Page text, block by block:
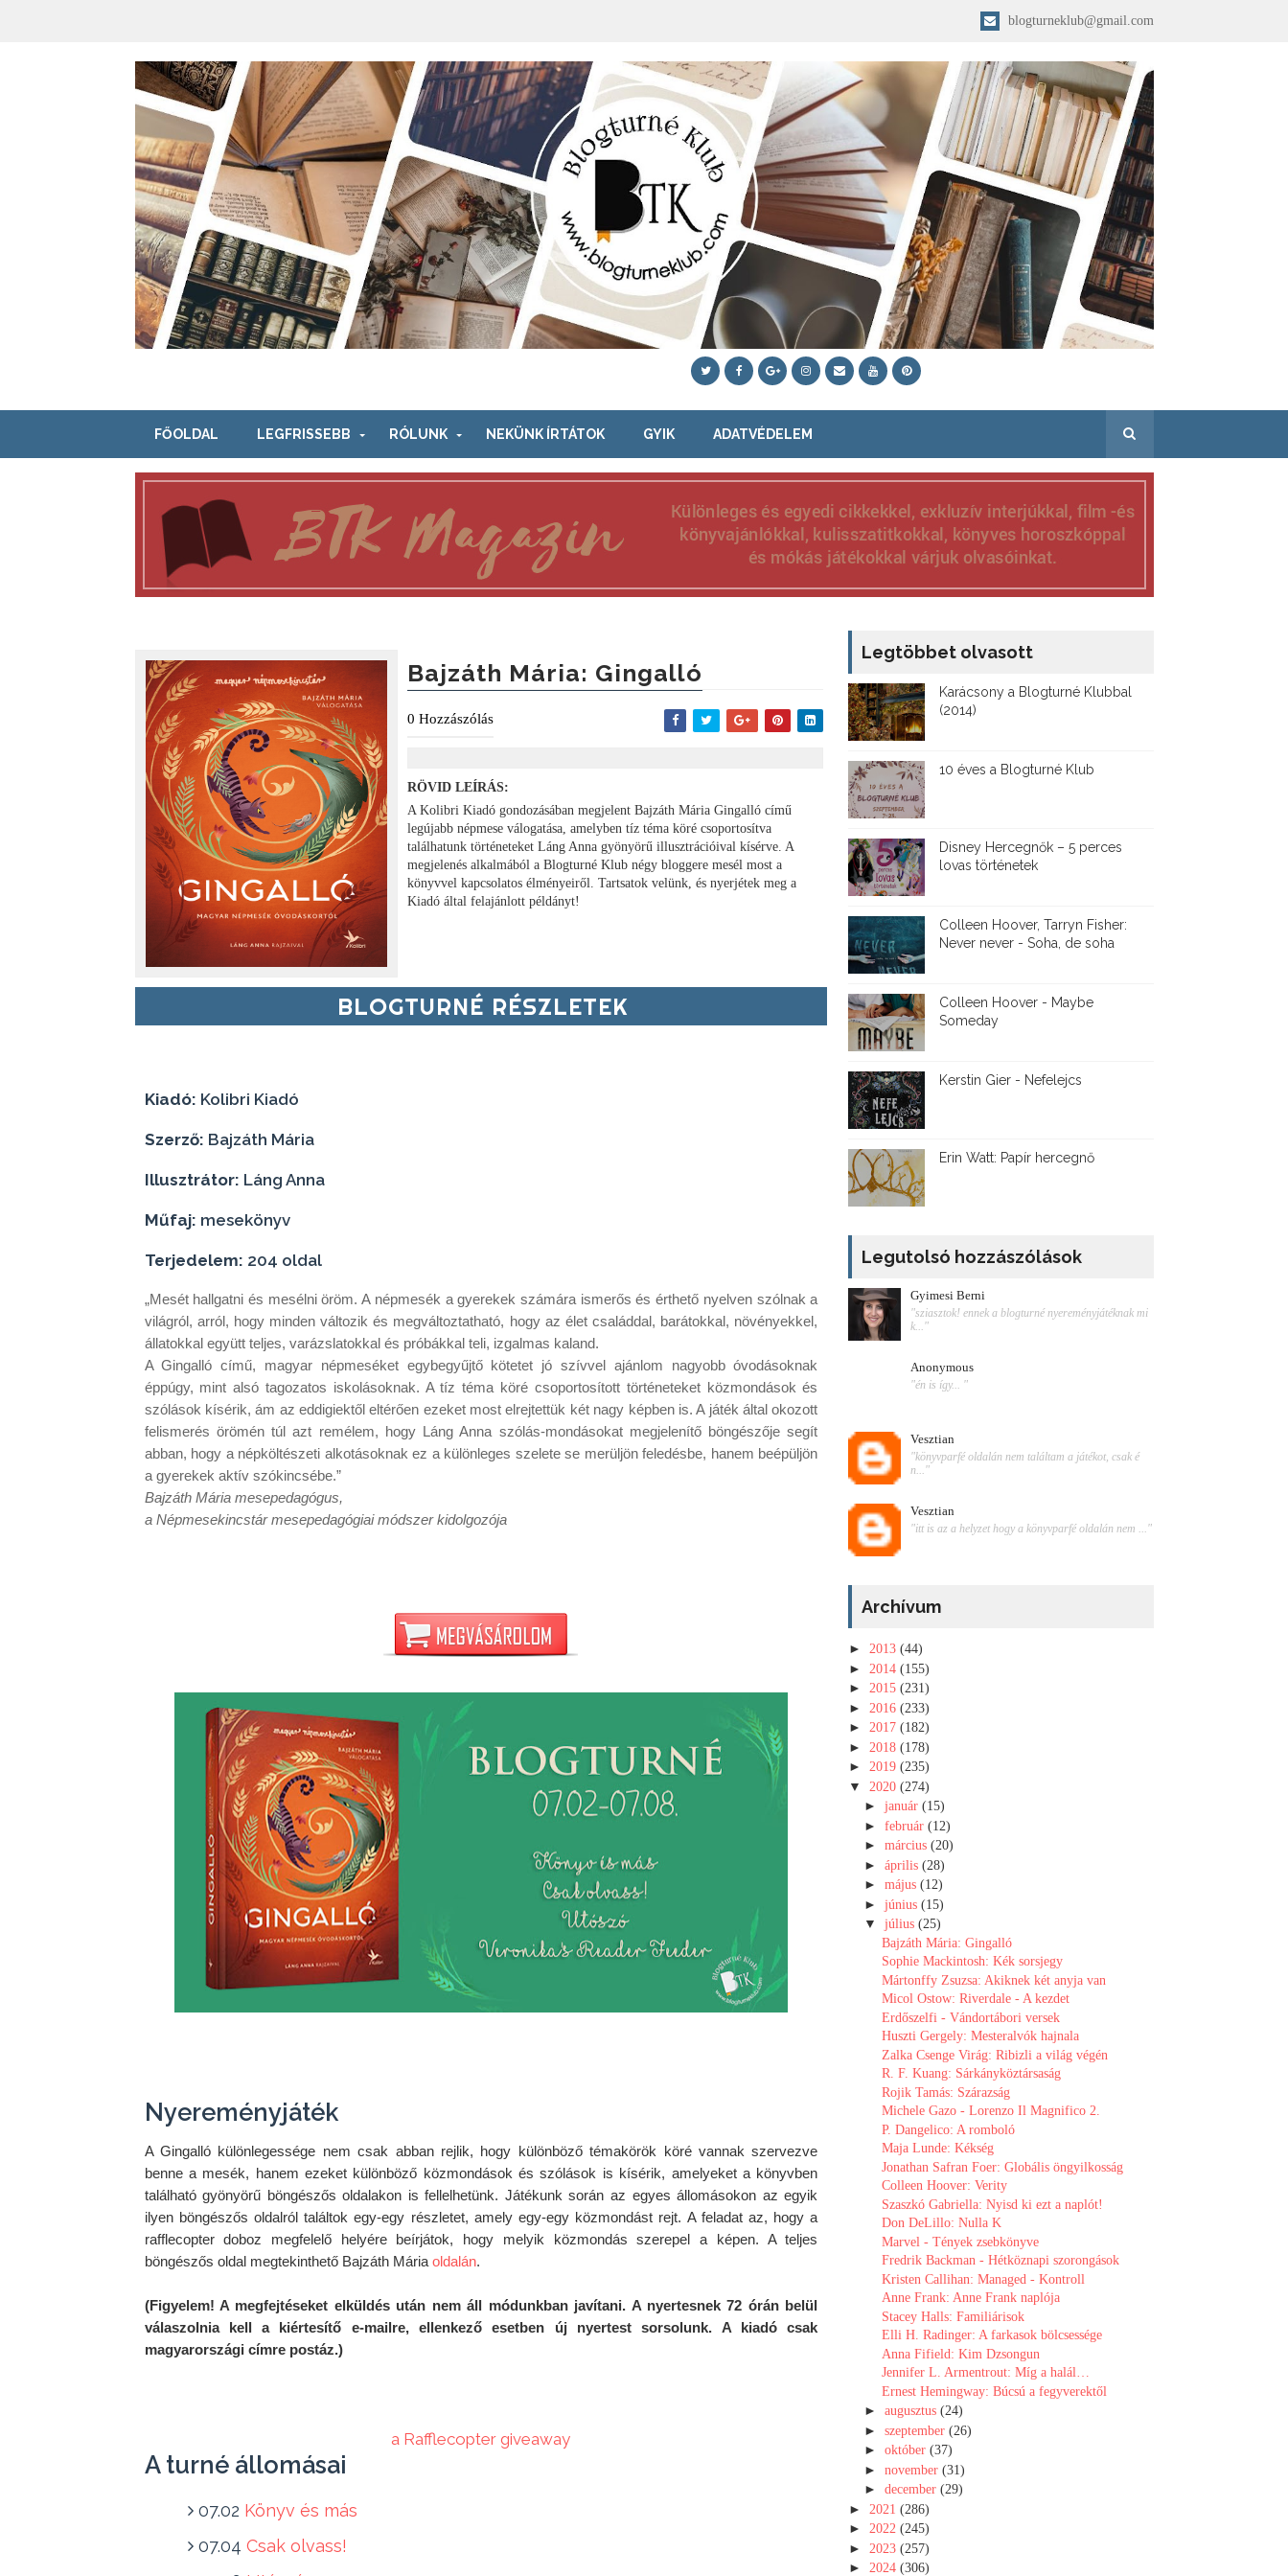
blogturneklub@gmail.com
FŐOLDAL LEGFRISSEBB RÓLUNK NEKÜNK ÍRTÁTOK GYIK ADATVÉDELEM
Bajzáth Mária: Gingalló
0 Hozzászólás
RÖVID LEÍRÁS:
A Kolibri Kiadó gondozásában megjelent Bajzáth Mária Gingalló című
legújabb népmese válogatása, amelyben tíz téma köré csoportosítva
találhatunk történeteket Láng Anna gyönyörű illusztrációival kísérve. A
megjelenés alkalmából a Blogturné Klub négy bloggere mesél most a
könyvvel kapcsolatos élményeiről. Tartsatok velünk, és nyerjétek meg a
Kiadó által felajánlott példányt!
BLOGTURNÉ RÉSZLETEK
Kiadó: Kolibri Kiadó
Szerző: Bajzáth Mária
Illusztrátor: Láng Anna
Műfaj: mesekönyv
Terjedelem: 204 oldal
„Mesét hallgatni és mesélni öröm. A népmesék a gyerekek számára ismerős és érthető nyelven szólnak a
világról, arról, hogy minden változik és megváltoztatható, hogy az élet családdal, barátokkal, növényekkel,
állatokkal együtt teljes, varázslatokkal és próbákkal teli, izgalmas kaland.
A Gingalló című, magyar népmeséket egybegyűjtő kötetet jó szívvel ajánlom nagyobb óvodásoknak
éppúgy, mint alsó tagozatos iskolásoknak. A tíz téma köré csoportosított történeteket közmondások és
szólások kísérik, ám az eddigiektől eltérően ezeket most elrejtettük két nagy képben is. A játék által okozott
felismerés örömén túl azt remélem, hogy Láng Anna szólás-mondásokat megjelenítő böngészője segít
abban, hogy a népköltészeti alkotásoknak ez a különleges szelete se merüljön feledésbe, hanem beépüljön
a gyerekek aktív szókincsébe.”
Bajzáth Mária mesepedagógus,
a Népmesekincstár mesepedagógiai módszer kidolgozója
Nyereményjáték
A Gingalló különlegessége nem csak abban rejlik, hogy különböző témakörök köré vannak szervezve
benne a mesék, hanem ezeket különböző közmondások és szólások is kísérik, amelyeket a könyvben
található gyönyörű böngészős oldalakon is fellelhetünk. Játékunk során az egyes állomásokon az egyik
ilyen böngészős oldalról találtok egy-egy részletet, amely egy-egy közmondást rejt. A feladat az, hogy a
rafflecopter doboz megfelelő helyére beírjátok, hogy melyik közmondás szerepel a képen. A teljes
böngészős oldal megtekinthető Bajzáth Mária oldalán.
(Figyelem! A megfejtéseket elküldés után nem áll módunkban javítani. A nyertesnek 72 órán belül
válaszolnia kell a kiértesítő e-mailre, ellenkező esetben új nyertest sorsolunk. A kiadó csak
magyarországi címre postáz.)
a Rafflecopter giveaway
A turné állomásai
07.02 Könyv és más
07.04 Csak olvass!
Legtöbbet olvasott
Karácsony a Blogturné Klubbal
(2014)
10 éves a Blogturné Klub
Disney ​Hercegnők – 5 perces
lovas történetek
Colleen Hoover, Tarryn Fisher:
Never never - Soha, de soha
Colleen Hoover - Maybe
Someday
Kerstin Gier - Nefelejcs
Erin Watt: Papír hercegnő
Legutolsó hozzászólások
Gyimesi Berni
"sziasztok! ennek a blogturné nyereményjátéknak mi
k..."
Anonymous
"én is így... "
Vesztian
"könyvparfé oldalán nem találtam a játékot, csak é
n..."
Vesztian
"itt is az a helyzet hogy a könyvparfé oldalán nem ..."
Archívum
► 2013 (44)
► 2014 (155)
► 2015 (231)
► 2016 (233)
► 2017 (182)
► 2018 (178)
► 2019 (235)
▼ 2020 (274)
►január(15)
►február(12)
►március(20)
►április(28)
►május(12)
►június(15)
▼ július(25)
Bajzáth Mária: Gingalló
Sophie Mackintosh: Kék sorsjegy
Mártonffy Zsuzsa: Akiknek két anyja van
Micol Ostow: Riverdale - A kezdet
Erdőszelfi - Vándortábori versek
Huszti Gergely: Mesteralvók hajnala
Zalka Csenge Virág: Ribizli a világ végén
R. F. Kuang: Sárkányköztársaság
Rojik Tamás: Szárazság
Michele Gazo - Lorenzo ​Il Magnifico 2.
P. Dangelico: A romboló
Maja Lunde: Kékség
Jonathan Safran Foer: Globális öngyilkosság
Colleen Hoover: Verity
Szaszkó Gabriella: Nyisd ki ezt a naplót!
Don DeLillo: Nulla K
Marvel - Tények zsebkönyve
Fredrik Backman - Hétköznapi szorongások
Kristen Callihan: Managed - Kontroll
Anne Frank: Anne ​Frank naplója
Stacey Halls: Familiárisok
Elli H. Radinger: A ​farkasok bölcsessége
Anna Fifield: Kim Dzsongun
Jennifer L. Armentrout: Míg ​a halál…
Ernest Hemingway: Búcsú a fegyverektől
►augusztus(24)
►szeptember(26)
►október(37)
►november(31)
►december(29)
► 2021 (286)
► 2022 (245)
► 2023 (257)
► 2024 (306)